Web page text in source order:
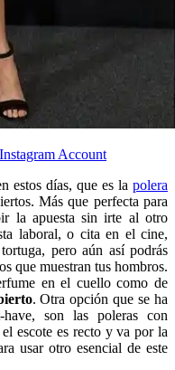
Account
estos días, que es la polera
Más que perfecta para
la apuesta sin irte al otro
laboral, o cita en el cine,
pero aún así podrás
que muestran tus hombros.
en el cuello como de
. Otra opción que se ha
son las poleras con
escote es recto y va por la
usar otro esencial de este